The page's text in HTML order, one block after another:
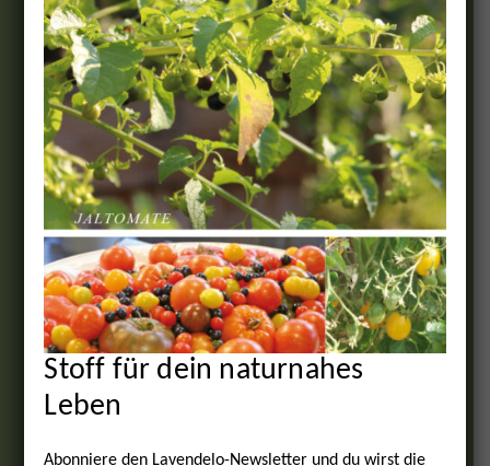
Stoff für dein naturnahes
Leben
Abonniere den Lavendelo-Newsletter und du wirst die